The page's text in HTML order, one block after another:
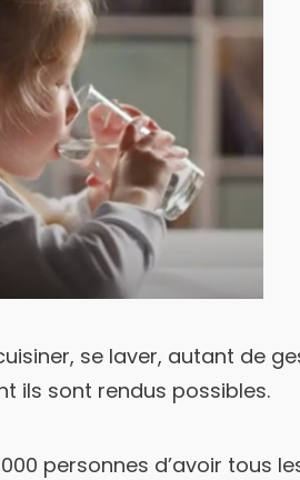
se laver, autant de
ils sont rendus possibles.
personnes d’avoir tous